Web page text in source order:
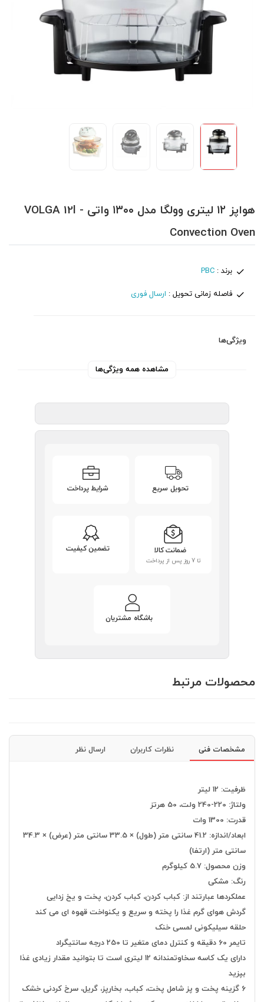
هواپز ۱۲ لیتری وولگا مدل ۱۳۰۰ واتی - VOLGA 12l
Convection Oven
برند :PBC
فاصله زمانی تحویل : ارسال فوری
ویژگی‌ها
مشاهده همه ویژگی‌ها
تحویل سریع شرایط پرداخت
ضمانت کالا
تا 7 روز پس از پرداخت
تضمین کیفیت
باشگاه مشتریان
محصولات مرتبط
مشخصات فنی نظرات کاربران ارسال نظر
ظرفیت: 12 لیتر
ولتاژ: 220-240 ولت، 50 هرتز
قدرت: 1300 وات
ابعاد/اندازه: 41.2 سانتی متر (طول) × 33.5 سانتی متر (عرض) × 34.3
سانتی متر (ارتفا)
وزن محصول: 5.7 کیلوگرم
رنگ: مشکی
عملکردها عبارتند از: کباب کردن، کباب کردن، پخت و یخ زدایی
گردش هوای گرم غذا را پخته و سریع و یکنواخت قهوه ای می کند
حلقه سیلیکونی لمسی خنک
تایمر 60 دقیقه و کنترل دمای متغیر تا 250 درجه سانتیگراد
دارای یک کاسه سخاوتمندانه 12 لیتری است تا بتوانید مقدار زیادی غذا
بپزید
6 گزینه پخت و پز شامل پخت، کباب، بخارپز، گریل، سرخ کردنی خشک